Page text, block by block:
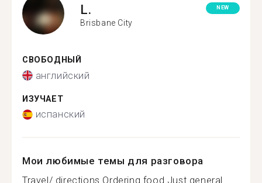
L.
Brisbane City
NEW
СВОБОДНЫЙ
английский
ИЗУЧАЕТ
испанский
Мои любимые темы для разговора
Travel/ directions Ordering food Just general